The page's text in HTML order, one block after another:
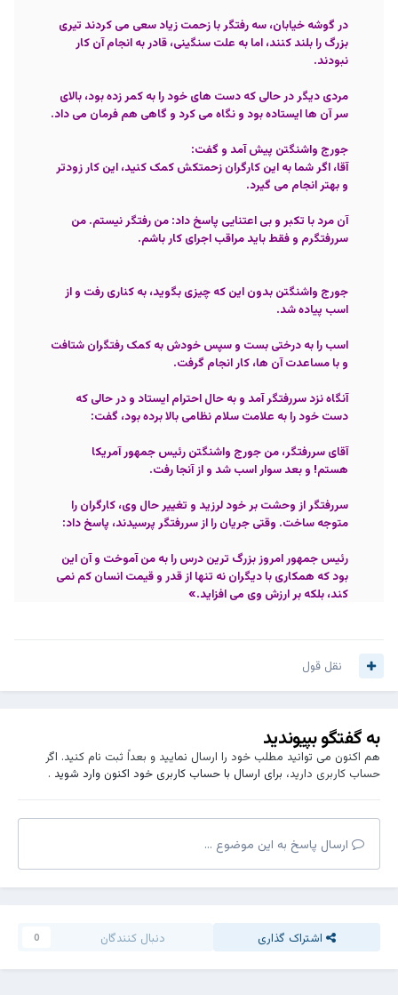
در گوشه خیابان، سه رفتگر با زحمت زیاد سعی می ­کردند تیری
بزرگ را بلند کنند، اما به علت سنگینی، قادر به انجام آن کار
نبودند.
مردی دیگر در حالی که دست­ های خود را به کمر زده بود، بالای
سر آن ها ایستاده بود و نگاه می­ کرد و گاهی هم فرمان می­ داد.
جورج واشنگتن پیش آمد و گفت:
آقا، اگر شما به این کارگران زحمتکش کمک کنید، این کار زودتر
و بهتر انجام می­ گیرد.
آن مرد با تکبر و بی­ اعتنایی پاسخ داد: من رفتگر نیستم. من
سررفتگرم و فقط باید مراقب اجرای کار باشم.
جورج واشنگتن بدون این که چیزی بگوید، به کناری رفت و از
اسب پیاده شد.
اسب را به درختی بست و سپس خودش به کمک رفتگران شتافت
و با مساعدت آن ها، کار انجام گرفت.
آنگاه نزد سررفتگر آمد و به حال احترام ایستاد و در حالی که
دست خود را به علامت سلام نظامی بالا برده بود، گفت:
آقای سررفتگر، من جورج واشنگتن رئیس­ جمهور آمریکا
هستم! و بعد سوار اسب شد و از آنجا رفت.
سررفتگر از وحشت بر خود لرزید و تغییر حال وی، کارگران را
متوجه ساخت. وقتی جریان را از سررفتگر پرسیدند، پاسخ داد:
رئیس­ جمهور امروز بزرگ­ ترین درس را به من آموخت و آن این
بود که همکاری با دیگران نه تنها از قدر و قیمت انسان کم نمی
­کند، بلکه بر ارزش وی می­ افزاید.»
نقل قول
به گفتگو بپیوندید
هم اکنون می توانید مطلب خود را ارسال نمایید و بعداً ثبت نام کنید. اگر
حساب کاربری دارید، برای ارسال با حساب کاربری خود اکنون وارد شوید.
ارسال پاسخ به این موضوع ...
اشتراک گذاری دنبال کنندگان 0